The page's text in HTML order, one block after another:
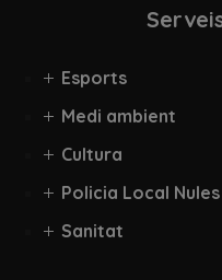
Esports
Medi ambient
Cultura
Policia Local Nules
Sanitat